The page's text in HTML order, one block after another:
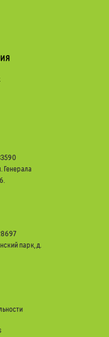
Генерала
парк, д.